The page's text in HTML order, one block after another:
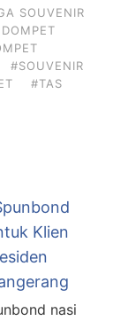
SOUVENIR
#SOUVENIR
#TAS
Klien
nasi